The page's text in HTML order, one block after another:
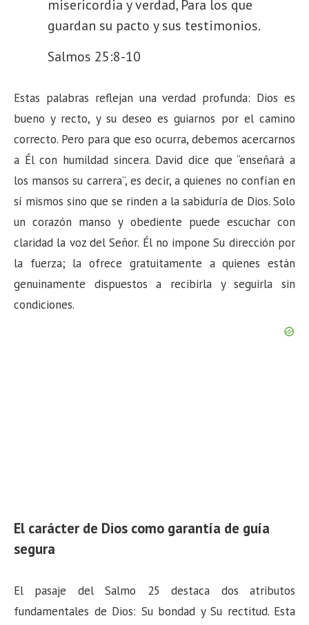
misericordia y verdad, Para los que
guardan su pacto y sus testimonios.
Salmos 25:8-10
Estas palabras reflejan una verdad profunda: Dios es
bueno y recto, y su deseo es guiarnos por el camino
correcto. Pero para que eso ocurra, debemos acercarnos
a Él con humildad sincera. David dice que “enseñará a
los mansos su carrera”, es decir, a quienes no confían en
sí mismos sino que se rinden a la sabiduría de Dios. Solo
un corazón manso y obediente puede escuchar con
claridad la voz del Señor. Él no impone Su dirección por
la fuerza; la ofrece gratuitamente a quienes están
genuinamente dispuestos a recibirla y seguirla sin
condiciones.
El carácter de Dios como garantía de guía
segura
El pasaje del Salmo 25 destaca dos atributos
fundamentales de Dios: Su bondad y Su rectitud. Esta